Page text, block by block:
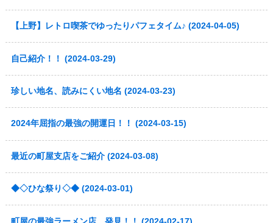
【上野】レトロ喫茶でゆったりパフェタイム♪ (2024-04-05)
自己紹介！！ (2024-03-29)
珍しい地名、読みにくい地名 (2024-03-23)
2024年屈指の最強の開運日！！ (2024-03-15)
最近の町屋支店をご紹介 (2024-03-08)
◆◇ひな祭り◇◆ (2024-03-01)
町屋の最強ラーメン店 発見！！ (2024-02-17)